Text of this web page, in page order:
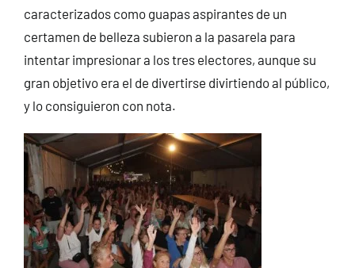
caracterizados como guapas aspirantes de un
certamen de belleza subieron a la pasarela para
intentar impresionar a los tres electores, aunque su
gran objetivo era el de divertirse divirtiendo al público,
y lo consiguieron con nota.